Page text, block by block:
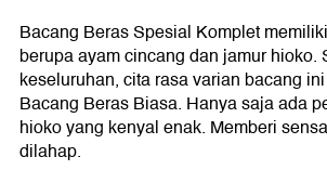
Bacang Beras Spesial Komplet
berupa ayam cincang dan jamur hioko.
keseluruhan, cita rasa varian bacang
Bacang Beras Biasa. Hanya saja ada
hioko yang kenyal enak. Memberi
dilahap.